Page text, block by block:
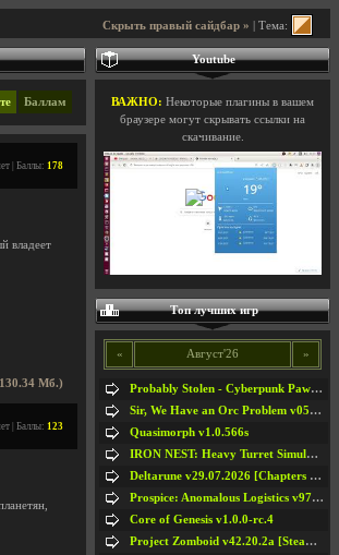
Скрыть правый сайдбар » | Тема:
Баллам
| Баллы: 178
владеет
Мб.)
| Баллы: 123
Youtube
ВАЖНО: Некоторые плагины в вашем
браузере могут скрывать ссылки на
скачивание.
Топ лучших игр
« Август'26 »
Probably Stolen - Cyberpunk Pawnshop Simulator v048c [Playtest]
Sir, We Have an Orc Problem v05.08.2026
Quasimorph v1.0.566s
IRON NEST: Heavy Turret Simulator v1.0a
Deltarune v29.07.2026 [Chapters 1-5] / + RUS [Chapters 1-5]
Prospice: Anomalous Logistics v97 [Playtest]
Core of Genesis v1.0.0-rc.4
Project Zomboid v42.20.2a [Steam Early Access]